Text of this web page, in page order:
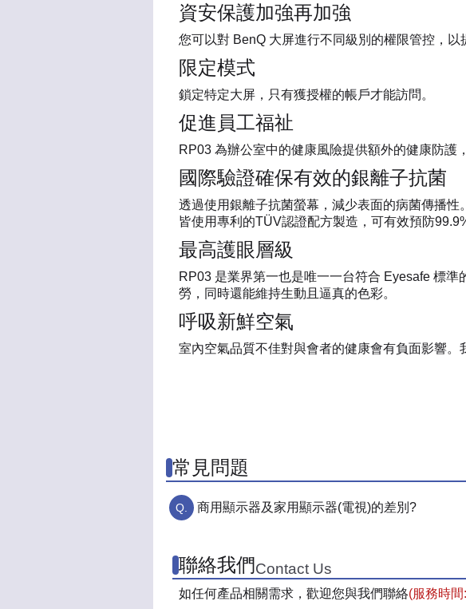
資安保護加強再加強
您可以對 BenQ 大屏進行不同級別的權限管控，以
限定模式
鎖定特定大屏，只有獲授權的帳戶才能訪問。
促進員工福祉
RP03 為辦公室中的健康風險提供額外的健康防護
國際驗證確保有效的銀離子抗菌
透過使用銀離子抗菌螢幕，減少表面的病菌傳播性
皆使用專利的TÜV認證配方製造，可有效預防
最高護眼層級
RP03 是業界第一也是唯一一台符合 Eyesafe 標
勞，同時還能維持生動且逼真的色彩。
呼吸新鮮空氣
室內空氣品質不佳對與會者的健康會有負面影響。
常見問題
商用顯示器及家用顯示器(電視)的差別?
聯絡我們Contact Us
如任何產品相關需求，歡迎您與我們聯絡(服務時